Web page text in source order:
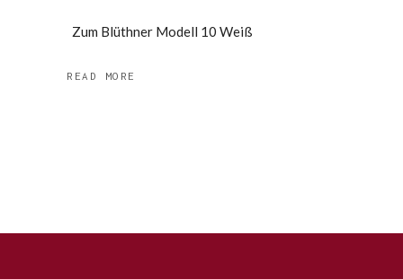
Zum Blüthner Modell 10 Weiß
READ MORE